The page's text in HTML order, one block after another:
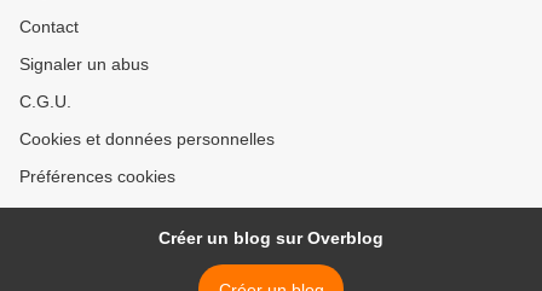
Contact
Signaler un abus
C.G.U.
Cookies et données personnelles
Préférences cookies
Créer un blog sur Overblog